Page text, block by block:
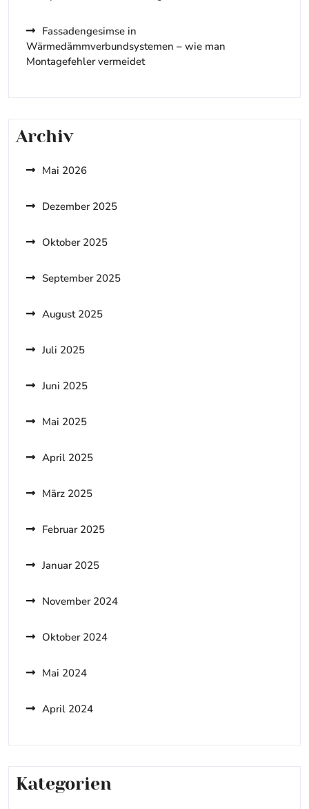
Fassadengesimse in
Wärmedämmverbundsystemen – wie man
Montagefehler vermeidet
Archiv
Mai 2026
Dezember 2025
Oktober 2025
September 2025
August 2025
Juli 2025
Juni 2025
Mai 2025
April 2025
März 2025
Februar 2025
Januar 2025
November 2024
Oktober 2024
Mai 2024
April 2024
Kategorien